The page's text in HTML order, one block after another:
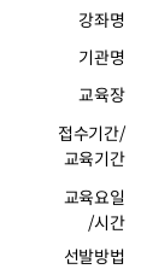
강좌명
기관명
교육장
접수기간/
교육기간
교육요일
/시간
선발방법